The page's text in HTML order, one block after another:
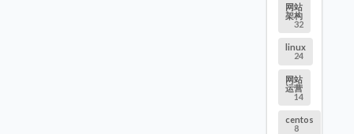
网站
架构
32
linux
24
网站
运营
14
centos
8